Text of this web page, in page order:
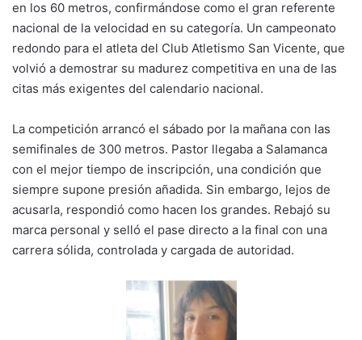
en los 60 metros, confirmándose como el gran referente
nacional de la velocidad en su categoría. Un campeonato
redondo para el atleta del Club Atletismo San Vicente, que
volvió a demostrar su madurez competitiva en una de las
citas más exigentes del calendario nacional.
La competición arrancó el sábado por la mañana con las
semifinales de 300 metros. Pastor llegaba a Salamanca
con el mejor tiempo de inscripción, una condición que
siempre supone presión añadida. Sin embargo, lejos de
acusarla, respondió como hacen los grandes. Rebajó su
marca personal y selló el pase directo a la final con una
carrera sólida, controlada y cargada de autoridad.